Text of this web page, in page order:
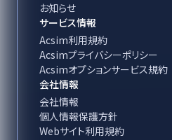
お知らせ
サービス情報
Acsim利用規約
Acsimプライバシーポリシー
Acsimオプションサービス規約
会社情報
会社情報
個人情報保護方針
Webサイト利用規約